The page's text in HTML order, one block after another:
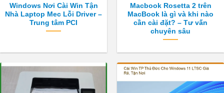
Windows Nơi Cài Win Tận
Nhà Laptop Mec Lỗi Driver –
Trung tâm PCI
Macbook Rosetta 2 trên
MacBook là gì và khi nào
cần cài đặt? – Tư vấn
chuyên sâu